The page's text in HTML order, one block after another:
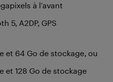
à l’avant
5, A2DP, GPS
et 64 Go de stockage, ou
et 128 Go de stockage